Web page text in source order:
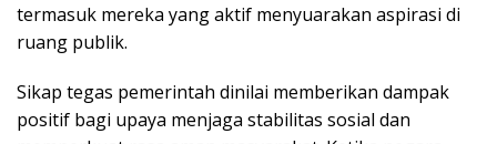
termasuk mereka yang aktif menyuarakan aspirasi di
ruang publik.
Sikap tegas pemerintah dinilai memberikan dampak
positif bagi upaya menjaga stabilitas sosial dan